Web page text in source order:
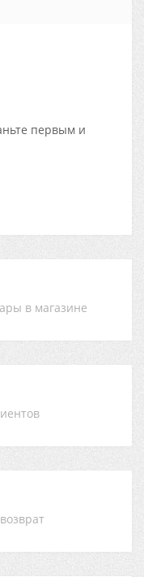
первым и
в магазине